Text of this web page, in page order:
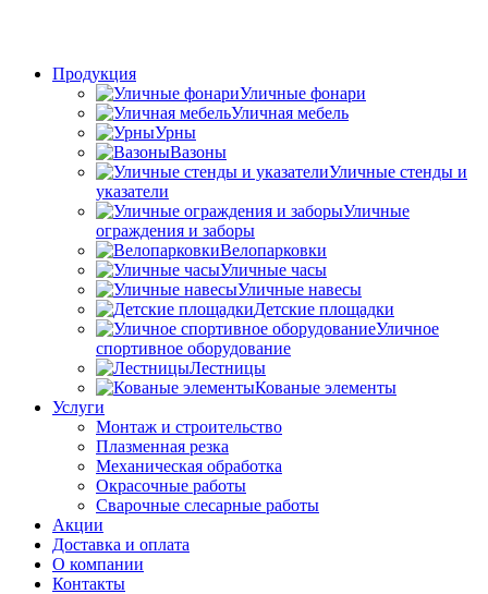
Продукция
Уличные фонари
Уличная мебель
Урны
Вазоны
Уличные стенды и
указатели
Уличные
ограждения и заборы
Велопарковки
Уличные часы
Уличные навесы
Детские площадки
Уличное
спортивное оборудование
Лестницы
Кованые элементы
Услуги
Монтаж и строительство
Плазменная резка
Механическая обработка
Окрасочные работы
Сварочные слесарные работы
Акции
Доставка и оплата
О компании
Контакты